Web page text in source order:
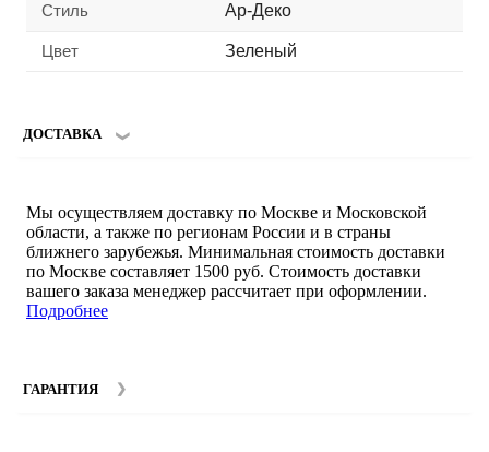
Стиль Ар-Деко
Цвет Зеленый
ДОСТАВКА
Мы осуществляем доставку по Москве и Московской
области, а также по регионам России и в страны
ближнего зарубежья. Минимальная стоимость доставки
по Москве составляет 1500 руб. Стоимость доставки
вашего заказа менеджер рассчитает при оформлении.
Подробнее
ГАРАНТИЯ